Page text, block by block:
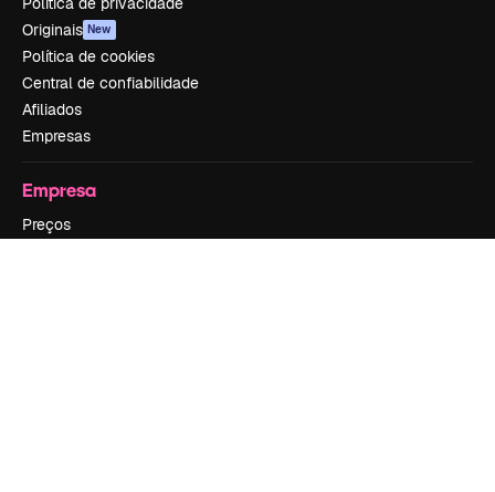
Originais New
Política de cookies
Central de confiabilidade
Afiliados
Empresas
Empresa
Preços